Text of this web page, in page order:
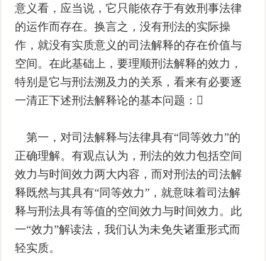
意义看，应当说，它只能依存于有效刑事法律
的运作而存在。换言之，没有刑法的实际操
作，就没有实质意义的司法解释的存在价值与
空间。在此基础上，要理顺刑法解释的效力，
特别是它与刑法溯及力的关系，看来有必要逐
一清正下述刑法解释论的基本问题：
第一，对司法解释与法律具有“同等效力”的
正确理解。有观点认为，刑法的效力包括空间
效力与时间效力两大内容，而对刑法的司法解
释既然与其具有“同等效力”，就意味着司法解
释与刑法具有等值的空间效力与时间效力。此
一“效力”解读法，我们认为未免失诸重形式而
轻实质。